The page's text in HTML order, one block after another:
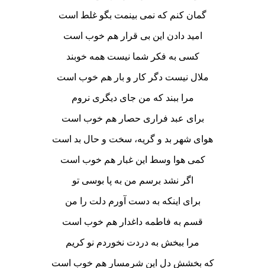
گمان کنم که نمی بینمت بگو غلط است
امید دادن این بی قرار هم خوب است
کسی به فکر شما نیست همه خوبند
ملال نیست دگر کار و بار هم خوب است
مرا ببند که من جای دیگری نروم
برای عبد فراری حصار هم خوب است
هوای شهر بد و گریه، سخت و حال بد است
کمی هوا وسط این غبار هم خوب است
اگر نشد برسم من به پا بوسی تو
برای اینکه به دست آورم دلت را من
قسم به فاطمه داغدار هم خوب است
مرا ببخش به دردت نخوردم نو کریم
که بخشش دل این شرمسار هم خوب است